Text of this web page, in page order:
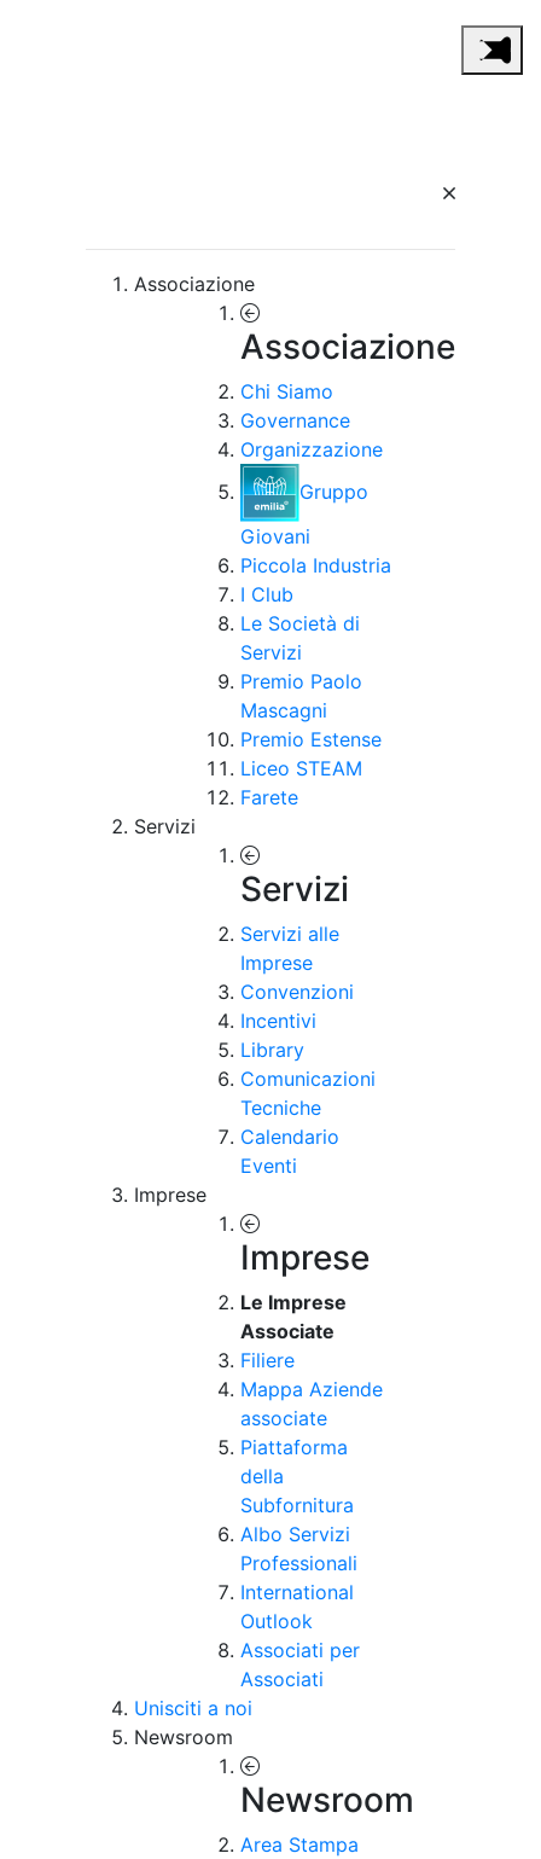
Associazione
Associazione
Chi Siamo
Governance
Organizzazione
Gruppo
Giovani
Piccola Industria
I Club
Le Società di
Servizi
Premio Paolo
Mascagni
Premio Estense
Liceo STEAM
Farete
Servizi
Servizi
Servizi alle
Imprese
Convenzioni
Incentivi
Library
Comunicazioni
Tecniche
Calendario
Eventi
Imprese
Imprese
Le Imprese
Associate
Filiere
Mappa Aziende
associate
Piattaforma
della
Subfornitura
Albo Servizi
Professionali
International
Outlook
Associati per
Associati
Unisciti a noi
Newsroom
Newsroom
Area Stampa